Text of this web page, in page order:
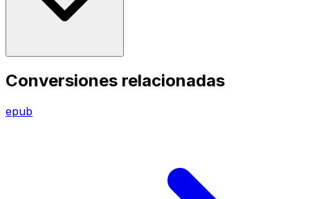
Conversiones relacionadas
epub